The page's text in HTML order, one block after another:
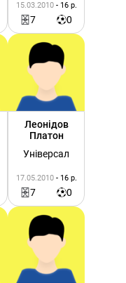
15.03.2010 - 16 р.
7 0
Леонідов
Платон
Універсал
17.05.2010 - 16 р.
7 0